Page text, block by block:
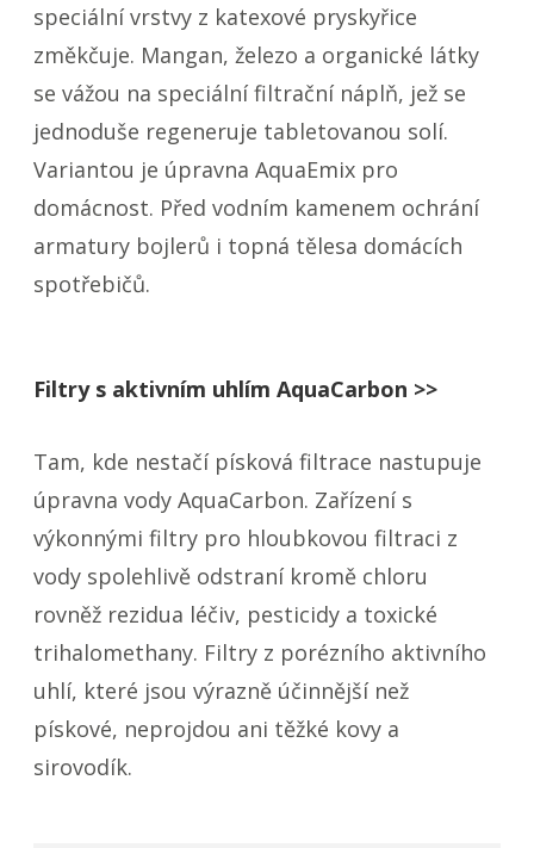
speciální vrstvy z katexové pryskyřice
změkčuje. Mangan, železo a organické látky
se vážou na speciální filtrační náplň, jež se
jednoduše regeneruje tabletovanou solí.
Variantou je úpravna AquaEmix pro
domácnost. Před vodním kamenem ochrání
armatury bojlerů i topná tělesa domácích
spotřebičů.
Filtry s aktivním uhlím AquaCarbon >>
Tam, kde nestačí písková filtrace nastupuje
úpravna vody AquaCarbon. Zařízení s
výkonnými filtry pro hloubkovou filtraci z
vody spolehlivě odstraní kromě chloru
rovněž rezidua léčiv, pesticidy a toxické
trihalomethany. Filtry z porézního aktivního
uhlí, které jsou výrazně účinnější než
pískové, neprojdou ani těžké kovy a
sirovodík.